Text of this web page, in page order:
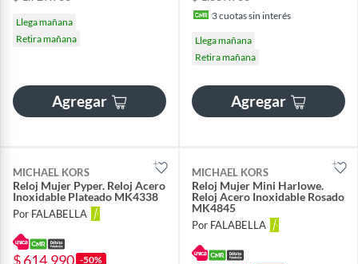
Llega mañana
Retira mañana
Agregar
3cuotas sin interés
Llega mañana
Retira mañana
Agregar
MICHAEL KORS
Reloj Mujer Pyper. Reloj Acero
Inoxidable Plateado MK4338
Por FALABELLA
$ 614.990 -50%
MICHAEL KORS
Reloj Mujer Mini Harlowe.
Reloj Acero Inoxidable Rosado
MK4845
Por FALABELLA